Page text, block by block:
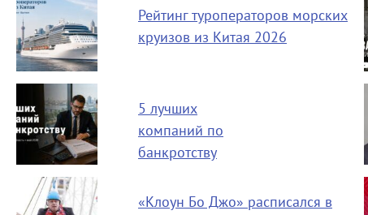
Рейтинг туроператоров морских
круизов из Китая 2026
5 лучших
компаний по
банкротству
«Клоун Бо Джо» расписался в